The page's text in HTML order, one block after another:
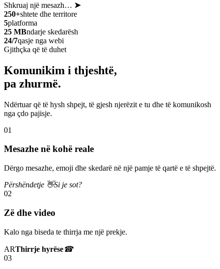
Shkruaj një mesazh… ➤
250+shtete dhe territore
5platforma
25 MBndarje skedarësh
24/7qasje nga webi
Gjithçka që të duhet
Komunikim i thjeshtë,
pa zhurmë.
Ndërtuar që të hysh shpejt, të gjesh njerëzit e tu dhe të komunikosh
nga çdo pajisje.
01
Mesazhe në kohë reale
Dërgo mesazhe, emoji dhe skedarë në një pamje të qartë e të shpejtë.
Përshëndetje 👋Si je sot?
02
Zë dhe video
Kalo nga biseda te thirrja me një prekje.
ARThirrje hyrëse☎
03